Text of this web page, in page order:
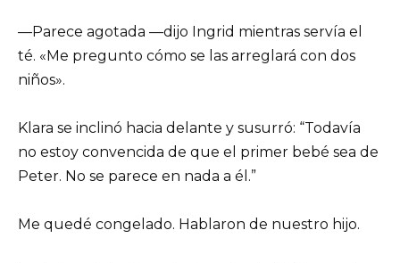
—Parece agotada —dijo Ingrid mientras servía el
té. «Me pregunto cómo se las arreglará con dos
niños».
Klara se inclinó hacia delante y susurró: “Todavía
no estoy convencida de que el primer bebé sea de
Peter. No se parece en nada a él.”
Me quedé congelado. Hablaron de nuestro hijo.